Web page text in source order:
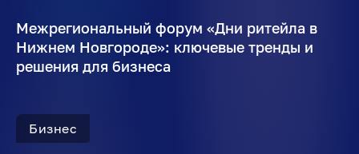
Межрегиональный форум «Дни ритейла в
Нижнем Новгороде»: ключевые тренды и
решения для бизнеса
Бизнес